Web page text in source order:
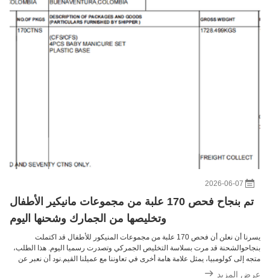
2026-06-07
تم بنجاح فحص 170 علبة من مجموعات مانيكير الأطفال
وتخليصها من الجمارك وشحنها اليوم
يسرنا أن نعلن أن فحص 170 علبة من مجموعات المنيكور للأطفال قد اكتملت
بنجاحوالشحنة قد مرت بسلاسة التخليص الجمركي وتصدرت رسميا اليوم. هذا الطلب،
متجه إلى كولومبيا، يمثل علامة هامة أخرى في تعاوننا مع عميلنا القيم.نود أن نعبر عن
شكرنا الصادق لعملائنا على ثقتهم المستمرة في منتجاتنا وخدماتنا، وكذلك إلى طرف
عرض المزيد